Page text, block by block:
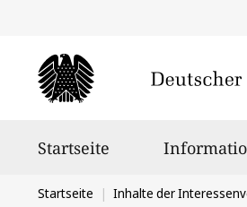
Startseite
Sie
Startseite Inhalte der